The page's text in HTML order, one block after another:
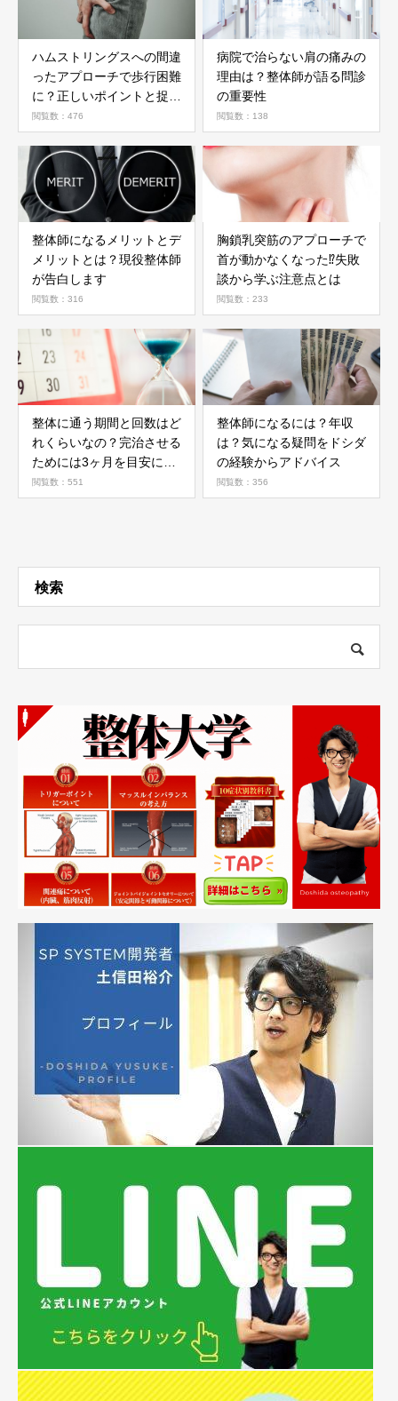
ハムストリングスへの間違
ったアプローチで歩行困難
に？正しいポイントと捉え
方
閲覧数：476
病院で治らない肩の痛みの
理由は？整体師が語る問診
の重要性
閲覧数：138
整体師になるメリットとデ
メリットとは？現役整体師
が告白します
閲覧数：316
胸鎖乳突筋のアプローチで
首が動かなくなった⁉️失敗
談から学ぶ注意点とは
閲覧数：233
整体に通う期間と回数はど
れくらいなの？完治させる
ためには3ヶ月を目安にす
ること
閲覧数：551
整体師になるには？年収
は？気になる疑問をドシダ
の経験からアドバイス
閲覧数：356
検索